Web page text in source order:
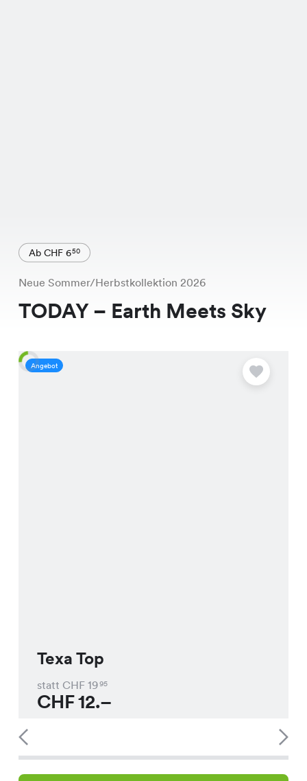
Ab CHF 650
Neue Sommer/Herbstkollektion 2026
TODAY – Earth Meets Sky
Angebot
Texa Top
statt CHF 1995
CHF12.–